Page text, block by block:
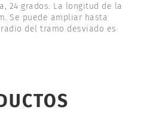
24 grados. La longitud de la
Se puede ampliar hasta
radio del tramo desviado es